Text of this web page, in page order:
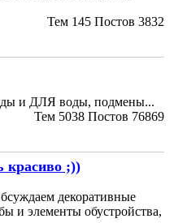
Тем 145 Постов 3832
и ДЛЯ воды, подмены...
Тем 5038 Постов 76869
красиво ;))
декоративные
и элементы обустройства,